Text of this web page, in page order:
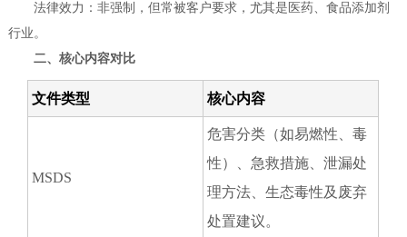
法律效力：非强制，但常被客户要求，尤其是医药、食品添加剂
行业。
二、核心内容对比
文件类型 核心内容
MSDS
危害分类（如易燃性、毒
性）、急救措施、泄漏处
理方法、生态毒性及废弃
处置建议。